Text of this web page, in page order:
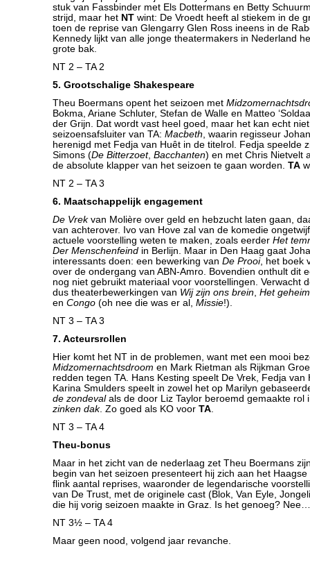
stuk van Fassbinder met Els Dottermans en Betty
strijd, maar het NT wint: De Vroedt heeft al stiekem in de
toen de reprise van Glengarry Glen Ross ineens in de
Kennedy lijkt van alle jonge theatermakers in Nederland
grote bak.
NT 2 – TA 2
5. Grootschalige Shakespeare
Theu Boermans opent het seizoen met
Bokma, Ariane Schluter, Stefan de Walle en Matteo
der Grijn. Dat wordt vast heel goed, maar het kan echt
seizoensafsluiter van TA: Macbeth, waarin regisseur
herenigd met Fedja van Huêt in de titelrol. Fedja speelde
Simons (De Bitterzoet, Bacchanten) en met Chris Nietvelt
de absolute klapper van het seizoen te gaan worden. TA
NT 2 – TA 3
6. Maatschappelijk engagement
De Vrekvan Molière over geld en hebzucht laten gaan,
van achterover. Ivo van Hove zal van de komedie
actuele voorstelling weten te maken, zoals eerder Het
Der Menschenfeind in Berlijn. Maar in Den Haag gaat
interessants doen: een bewerking van De Prooi, het boek
over de ondergang van ABN-Amro. Bovendien onthult dit
nog niet gebruikt materiaal voor voorstellingen. Verwacht
dus theaterbewerkingen van Wij zijn ons brein, Het
en Congo (oh nee die was er al, Missie!).
NT 3 – TA 3
7. Acteursrollen
Hier komt het NT in de problemen, want met een mooi
Midzomernachtsdroom en Mark Rietman als Rijkman
redden tegen TA. Hans Kesting speelt De Vrek, Fedja van
Karina Smulders speelt in zowel het op Marilyn
de zondevalals de door Liz Taylor beroemd gemaakte rol
zinken dak. Zo goed als KO voor TA.
NT 3 – TA 4
Theu-bonus
Maar in het zicht van de nederlaag zet Theu Boermans
begin van het seizoen presenteert hij zich aan het
flink aantal reprises, waaronder de legendarische
van De Trust, met de originele cast (Blok, Van Eyle,
die hij vorig seizoen maakte in Graz. Is het genoeg? Nee…
NT 3½ – TA 4
Maar geen nood, volgend jaar revanche.